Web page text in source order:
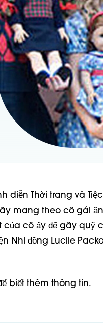
diễn Thời trang và
mang theo cô gái
cô ấy để gây quỹ
Nhi đồng Lucile
biết thêm thông tin.